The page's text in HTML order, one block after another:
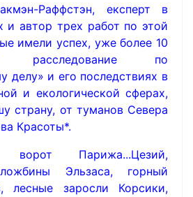
Раффстэн, експерт в
и автор трех работ по этой
имели успех, уже более 10
по
делу» и его последствиях в
и екологической сферах,
страну, от туманов Севера
Красоты*.
Парижа...Цезий,
Эльзаса, горный
лесные заросли Корсики,